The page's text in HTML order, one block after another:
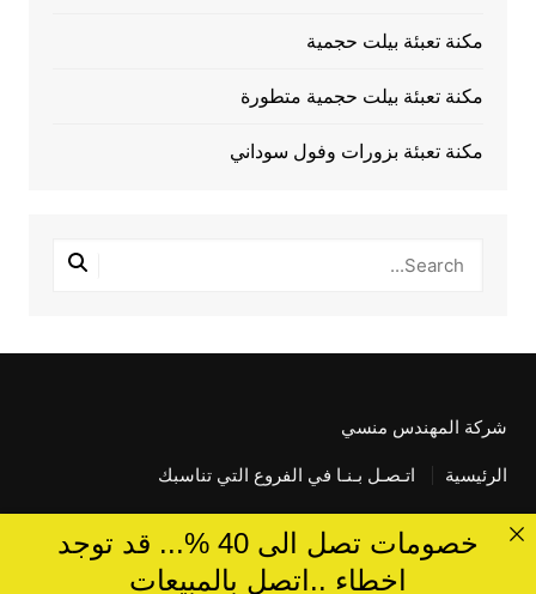
مكنة تعبئة بيلت حجمية
مكنة تعبئة بيلت حجمية متطورة
مكنة تعبئة بزورات وفول سوداني
شركة المهندس منسي
الرئيسية اتـصـل بـنـا في الفروع التي تناسبك
خصومات تصل الى 40 %... قد توجد
اخطاء ..اتصل بالمبيعات